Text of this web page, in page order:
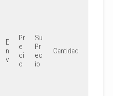
E
n
v
Pr
e
ci
o
Su
Pr
ec
io
Cantidad